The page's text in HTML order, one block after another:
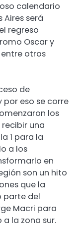
calendario
Aires será
regreso
Oscar y
entre otros
de
por eso se corre
los
una
1 para la
a los
en
son un hito
que la
parte del
Macri para
la zona sur.